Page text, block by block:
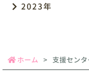
2023年
ホーム 支援センタ